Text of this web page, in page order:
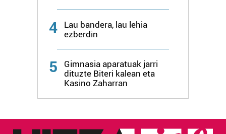
4
Lau bandera, lau lehia
ezberdin
5
Gimnasia aparatuak jarri
dituzte Biteri kalean eta
Kasino Zaharran